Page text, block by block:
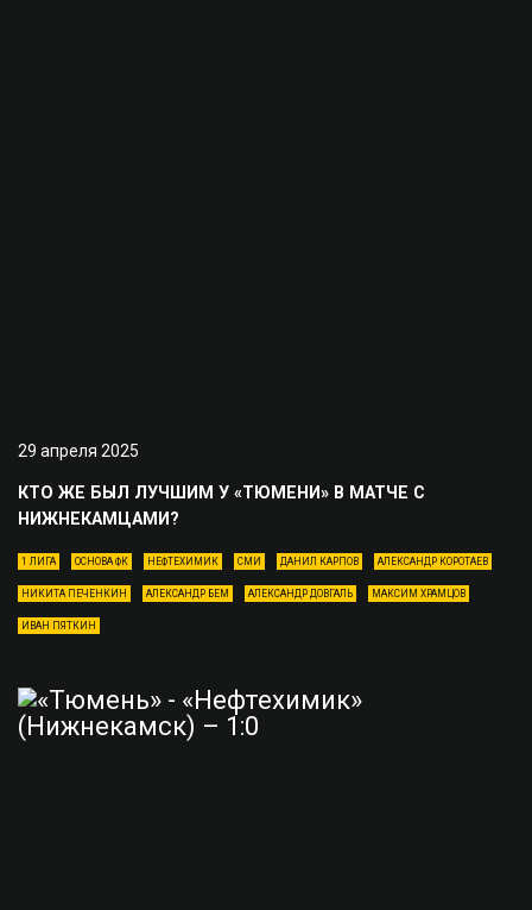
29 апреля 2025
КТО ЖЕ БЫЛ ЛУЧШИМ У «ТЮМЕНИ» В МАТЧЕ С
НИЖНЕКАМЦАМИ?
1 ЛИГА ОСНОВА ФК НЕФТЕХИМИК СМИ ДАНИЛ КАРПОВ АЛЕКСАНДР КОРОТАЕВ
НИКИТА ПЕЧЕНКИН АЛЕКСАНДР БЕМ АЛЕКСАНДР ДОВГАЛЬ МАКСИМ ХРАМЦОВ
ИВАН ПЯТКИН